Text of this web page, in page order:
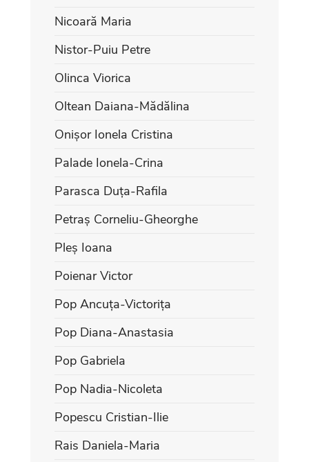
Nicoară Maria
Nistor-Puiu Petre
Olinca Viorica
Oltean Daiana-Mădălina
Onișor Ionela Cristina
Palade Ionela-Crina
Parasca Duța-Rafila
Petraș Corneliu-Gheorghe
Pleș Ioana
Poienar Victor
Pop Ancuța-Victorița
Pop Diana-Anastasia
Pop Gabriela
Pop Nadia-Nicoleta
Popescu Cristian-Ilie
Rais Daniela-Maria